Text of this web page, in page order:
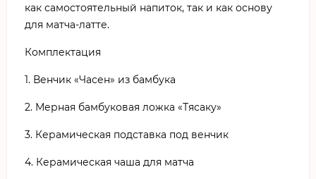
как самостоятельный напиток, так и как основу
для матча-латте.
Комплектация
1. Венчик «Часен» из бамбука
2. Мерная бамбуковая ложка «Тясаку»
3. Керамическая подставка под венчик
4. Керамическая чаша для матча